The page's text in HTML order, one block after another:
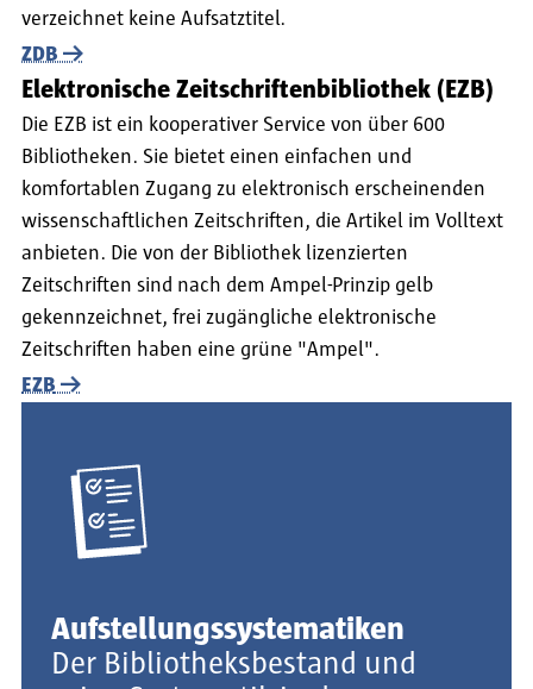
verzeichnet keine Aufsatztitel.
ZDB
Elektronische Zeitschriftenbibliothek (EZB)
Die EZB ist ein kooperativer Service von über 600
Bibliotheken. Sie bietet einen einfachen und
komfortablen Zugang zu elektronisch erscheinenden
wissenschaftlichen Zeitschriften, die Artikel im Volltext
anbieten. Die von der Bibliothek lizenzierten
Zeitschriften sind nach dem Ampel-Prinzip gelb
gekennzeichnet, frei zugängliche elektronische
Zeitschriften haben eine grüne "Ampel".
EZB
Aufstellungssystematiken
Der Bibliotheksbestand und